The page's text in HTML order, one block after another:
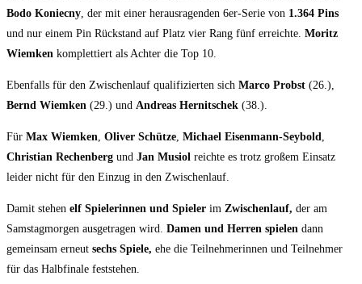
Bodo Koniecny , der mit einer herausragenden 6er-Serie von 1.364 Pins
und nur einem Pin Rückstand auf Platz vier Rang fünf erreichte. Moritz
Wiemken komplettiert als Achter die Top 10.
Ebenfalls für den Zwischenlauf qualifizierten sich Marco Probst (26.),
Bernd Wiemken (29.) und Andreas Hernitschek (38.).
Für Max Wiemken Oliver Schütze Michael Eisenmann-Seybold
Christian Rechenberg und Jan Musiol reichte es trotz großem Einsatz
leider nicht für den Einzug in den Zwischenlauf.
Damit stehen elf Spielerinnen und Spieler im Zwischenlauf, der am
Samstagmorgen ausgetragen wird. Damen und Herren spielen dann
gemeinsam erneut sechs Spiele, ehe die Teilnehmerinnen und Teilnehmer
für das Halbfinale feststehen.